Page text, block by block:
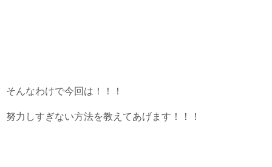
そんなわけで今回は！！！
努力しすぎない方法を教えてあげます！！！